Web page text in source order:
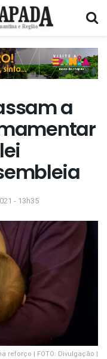
a
- 13h35
reforço | FOTO: Divulgação |